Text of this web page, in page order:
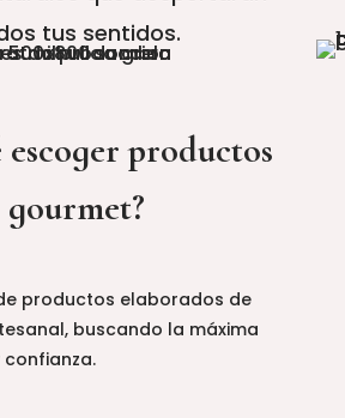
tus sentidos.
escoger productos
gourmet?
productos elaborados de
buscando la máxima